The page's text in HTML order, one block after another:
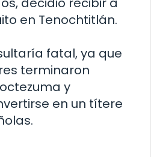
en Tenochtitlán.
fatal, ya que
terminaron
y
en un títere